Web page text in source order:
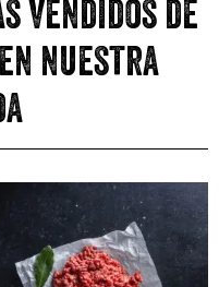
vendidos de
nuestra